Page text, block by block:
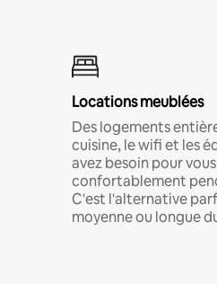
Locations meublées
Des logements
cuisine, le wifi et les
avez besoin pour
confortablement
C'est l'alternative
moyenne ou longue